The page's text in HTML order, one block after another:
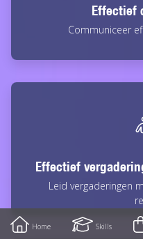
Effectief
Communiceer
Effectief
Leid vergaderingen
Mobile
toolbarHome Skills